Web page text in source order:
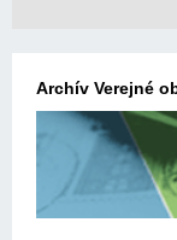
Archív Verejné